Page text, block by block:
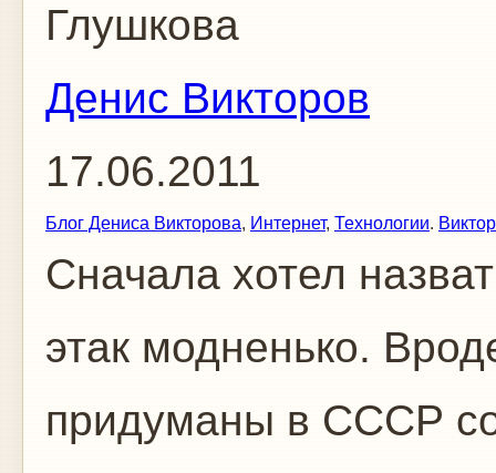
Глушкова
Денис Викторов
17.06.2011
Блог Дениса Викторова, Интернет, Технологии.
Сначала хотел
этак модненько.
придуманы в СССР